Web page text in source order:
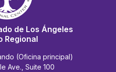
de Los Ángeles
Regional
(Oficina principal)
Ave., Suite 100